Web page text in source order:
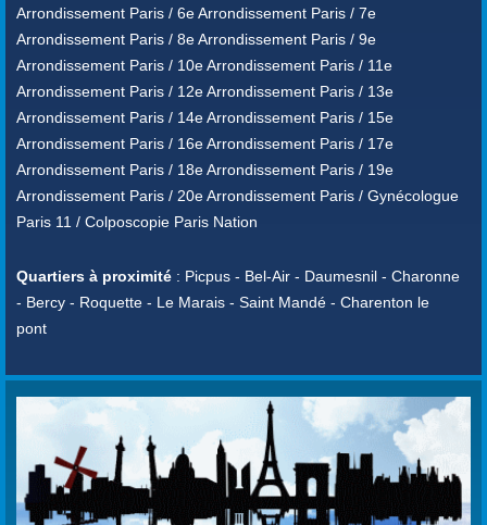
Arrondissement Paris / 6e Arrondissement Paris / 7e
Arrondissement Paris / 8e Arrondissement Paris / 9e
Arrondissement Paris / 10e Arrondissement Paris / 11e
Arrondissement Paris / 12e Arrondissement Paris / 13e
Arrondissement Paris / 14e Arrondissement Paris / 15e
Arrondissement Paris / 16e Arrondissement Paris / 17e
Arrondissement Paris / 18e Arrondissement Paris / 19e
Arrondissement Paris / 20e Arrondissement Paris / Gynécologue
Paris 11 / Colposcopie Paris Nation
Quartiers à proximité : Picpus - Bel-Air - Daumesnil - Charonne
- Bercy - Roquette - Le Marais - Saint Mandé - Charenton le
pont